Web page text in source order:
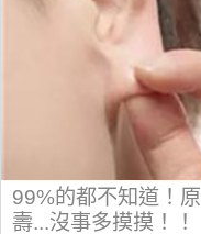
99%的都不知道！
壽...沒事多摸摸！！